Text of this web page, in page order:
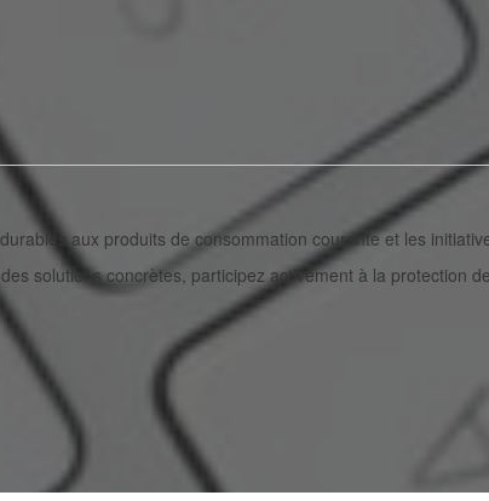
aux produits de consommation courante et les
solutions concrètes, participez activement à la protection